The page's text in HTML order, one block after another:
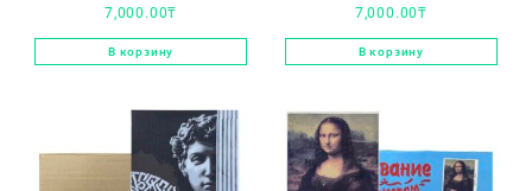
Molly «Альберт Энштейн»
на подрамнике 40х50
7,000.00₸
В корзину
студия Unicorn «Будда.
Индия» на подрамнике
7,000.00₸
В корзину